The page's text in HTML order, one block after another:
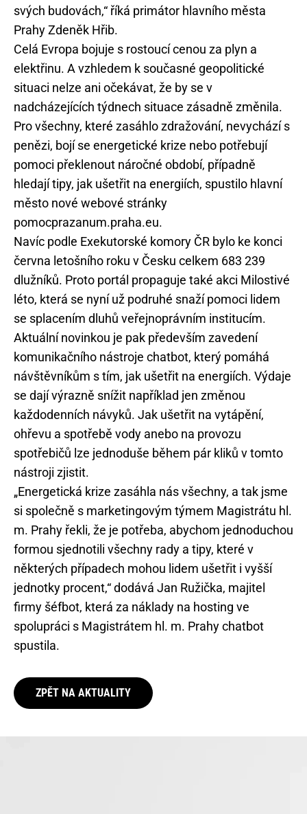
svých budovách,“ říká primátor hlavního města
Prahy Zdeněk Hřib.
Celá Evropa bojuje s rostoucí cenou za plyn a
elektřinu. A vzhledem k současné geopolitické
situaci nelze ani očekávat, že by se v
nadcházejících týdnech situace zásadně změnila.
Pro všechny, které zasáhlo zdražování, nevychází s
penězi, bojí se energetické krize nebo potřebují
pomoci překlenout náročné období, případně
hledají tipy, jak ušetřit na energiích, spustilo hlavní
město nové webové stránky
pomocprazanum.praha.eu.
Navíc podle Exekutorské komory ČR bylo ke konci
června letošního roku v Česku celkem 683 239
dlužníků. Proto portál propaguje také akci Milostivé
léto, která se nyní už podruhé snaží pomoci lidem
se splacením dluhů veřejnoprávním institucím.
Aktuální novinkou je pak především zavedení
komunikačního nástroje chatbot, který pomáhá
návštěvníkům s tím, jak ušetřit na energiích. Výdaje
se dají výrazně snížit například jen změnou
každodenních návyků. Jak ušetřit na vytápění,
ohřevu a spotřebě vody anebo na provozu
spotřebičů lze jednoduše během pár kliků v tomto
nástroji zjistit.
„Energetická krize zasáhla nás všechny, a tak jsme
si společně s marketingovým týmem Magistrátu hl.
m. Prahy řekli, že je potřeba, abychom jednoduchou
formou sjednotili všechny rady a tipy, které v
některých případech mohou lidem ušetřit i vyšší
jednotky procent,“ dodává Jan Ružička, majitel
firmy šéfbot, která za náklady na hosting ve
spolupráci s Magistrátem hl. m. Prahy chatbot
spustila.
ZPĚT NA AKTUALITY